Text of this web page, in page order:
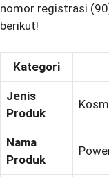
nomor registrasi
berikut!
Kategori
Jenis
Produk
Nama
Produk